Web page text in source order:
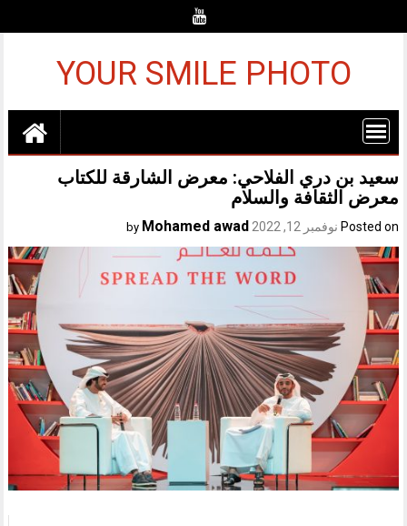
YOUR SMILE PHOTO
سعيد بن دري الفلاحي: معرض الشارقة للكتاب
معرض الثقافة والسلام
Posted on نوفمبر 12, 2022 Mohamed awad